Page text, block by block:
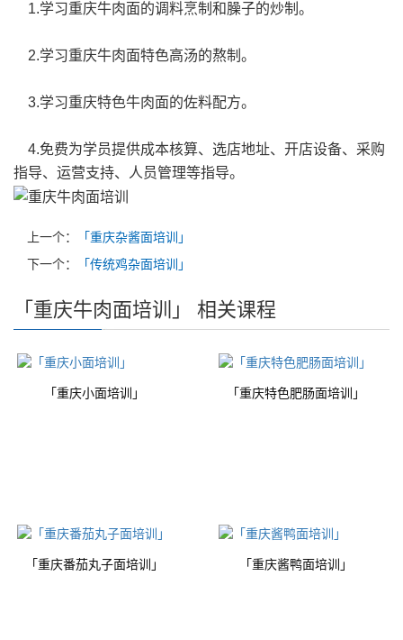
1.学习重庆牛肉面的调料烹制和臊子的炒制。
2.学习重庆牛肉面特色高汤的熬制。
3.学习重庆特色牛肉面的佐料配方。
4.免费为学员提供成本核算、选店地址、开店设备、采购
指导、运营支持、人员管理等指导。
上一个：
「重庆杂酱面培训」
下一个：
「传统鸡杂面培训」
「重庆牛肉面培训」 相关课程
「重庆小面培训」 「重庆特色肥肠面培训」
「重庆番茄丸子面培训」 「重庆酱鸭面培训」